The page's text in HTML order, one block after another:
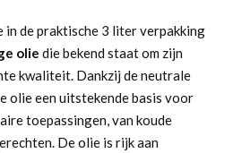
in de praktische 3 liter verpakking
olie die bekend staat om zijn
kwaliteit. Dankzij de neutrale
olie een uitstekende basis voor
toepassingen, van koude
De olie is rijk aan